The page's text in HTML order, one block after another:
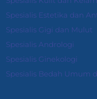
Spesialis Estetika dan
Spesialis Gigi dan Mulut
Spesialis Andrologi
Spesialis Ginekologi
Spesialis Bedah Umum